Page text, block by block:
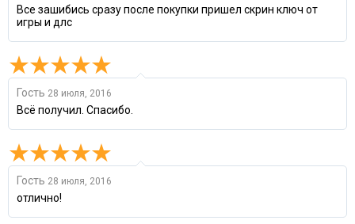
Все зашибись сразу после покупки пришел скрин ключ от
игры и длс
Гость 28 июля, 2016
Всё получил. Спасибо.
Гость 28 июля, 2016
отлично!